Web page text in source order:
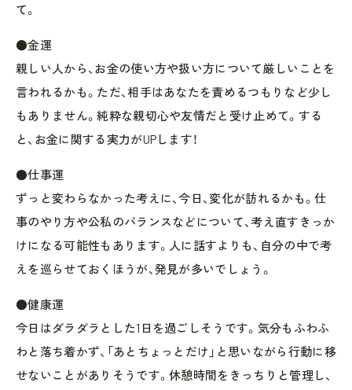
て。
●金運
親しい人から、お金の使い方や扱い方について厳しいことを
言われるかも。ただ、相手はあなたを責めるつもりなど少し
もありません。純粋な親切心や友情だと受け止めて。する
と、お金に関する実力がUPします！
●仕事運
ずっと変わらなかった考えに、今日、変化が訪れるかも。仕
事のやり方や公私のバランスなどについて、考え直すきっか
けになる可能性もあります。人に話すよりも、自分の中で考
えを巡らせておくほうが、発見が多いでしょう。
●健康運
今日はダラダラとした1日を過ごしそうです。気分もふわふ
わと落ち着かず、「あとちょっとだけ」と思いながら行動に移
せないことがありそうです。休憩時間をきっちりと管理し、